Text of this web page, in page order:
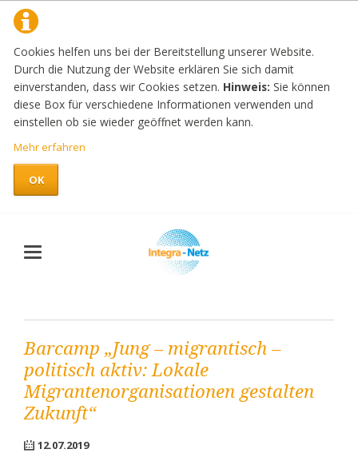
Cookies helfen uns bei der Bereitstellung unserer Website.
Durch die Nutzung der Website erklären Sie sich damit
einverstanden, dass wir Cookies setzen. Hinweis: Sie können
diese Box für verschiedene Informationen verwenden und
einstellen ob sie wieder geöffnet werden kann.
Mehr erfahren
OK
Barcamp „Jung – migrantisch –
politisch aktiv: Lokale
Migrantenorganisationen gestalten
Zukunft“
12.07.2019